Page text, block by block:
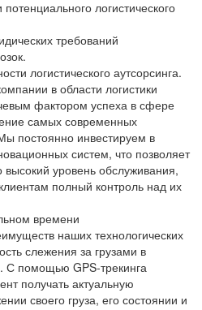
логистического
требований
логистического аутсорсинга.
в области логистики
фактором успеха в сфере
самых современных
постоянно инвестируем в
систем, что позволяет
высокий уровень обслуживания,
полный контроль над их
времени
наших технологических
слежения за грузами в
С помощью GPS-трекинга
получать актуальную
своего груза, его состоянии и